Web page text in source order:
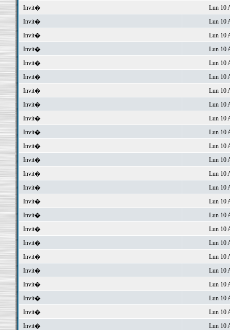
Invit�
Lun 10
Invit�
Lun 10
Invit�
Lun 10
Invit�
Lun 10
Invit�
Lun 10
Invit�
Lun 10
Invit�
Lun 10
Invit�
Lun 10
Invit�
Lun 10
Invit�
Lun 10
Invit�
Lun 10
Invit�
Lun 10
Invit�
Lun 10
Invit�
Lun 10
Invit�
Lun 10
Invit�
Lun 10
Invit�
Lun 10
Invit�
Lun 10
Invit�
Lun 10
Invit�
Lun 10
Invit�
Lun 10
Invit�
Lun 10
Invit�
Lun 10
Invit�
Lun 10